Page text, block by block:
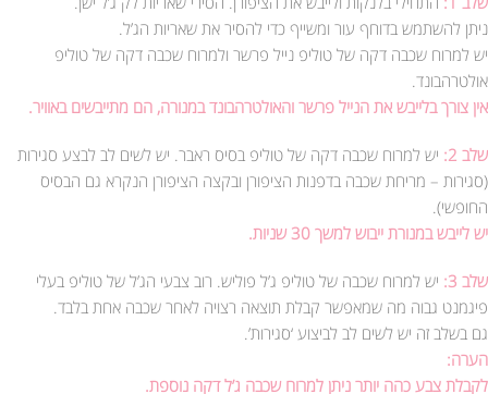
ניתן להשתמש בדוחף עור ומשייף כדי להסיר את שאריות הג’ל.
יש למרוח שכבה דקה של טוליפ נייל פרשר ולמרוח שכבה דקה של טוליפ
אולטרהבונד.
אין צורך בלייבש את הנייל פרשר והאולטרהבונד במנורה, הם מתייבשים באוויר.
שלב 2:
יש למרוח שכבה דקה של טוליפ בסיס ראבר. יש לשים לב לבצע סגירות
(סגירות – מריחת שכבה בדפנות הציפורן ובקצה הציפורן הנקרא גם הבסיס
החופשי).
יש לייבש במנורת ייבוש למשך 30 שניות.
שלב 3:
יש למרוח שכבה של טוליפ ג’ל פוליש. רוב צבעי הג’ל של טוליפ בעלי
פיגמנט גבוה מה שמאפשר קבלת תוצאה רצויה לאחר שכבה אחת בלבד.
גם בשלב זה יש לשים לב לביצוע ‘סגירות’.
הערה:
לקבלת צבע כהה יותר ניתן למרוח שכבה ג’ל דקה נוספת.